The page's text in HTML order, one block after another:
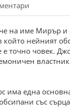
на име Мирър и
който нейният
е точно човек.
има една
със